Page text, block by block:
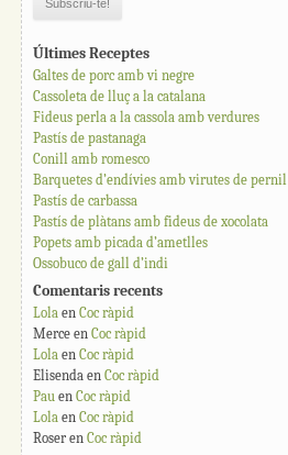
Últimes Receptes
Galtes de porc amb vi negre
Cassoleta de lluç a la catalana
Fideus perla a la cassola amb verdures
Pastís de pastanaga
Conill amb romesco
Barquetes d’endívies amb virutes de pernil
Pastís de carbassa
Pastís de plàtans amb fideus de xocolata
Popets amb picada d’ametlles
Ossobuco de gall d’indi
Comentaris recents
Lola en Coc ràpid
Merce en Coc ràpid
Lola en Coc ràpid
Elisenda en Coc ràpid
Pau en Coc ràpid
Lola en Coc ràpid
Roser en Coc ràpid